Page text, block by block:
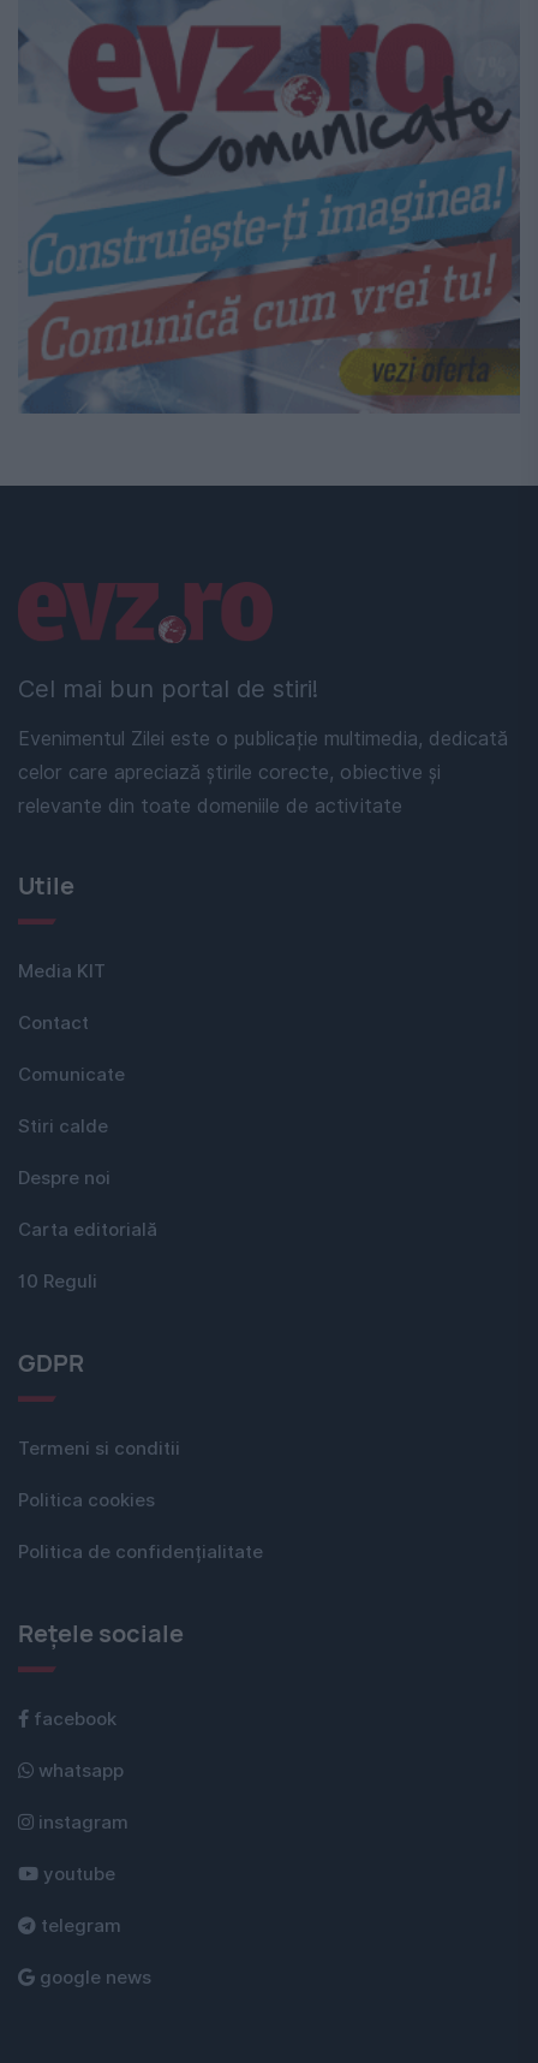
Cel mai bun portal de stiri!
Evenimentul Zilei este o publicație multimedia, dedicată
celor care apreciază știrile corecte, obiective și
relevante din toate domeniile de activitate
Linkuri utile
Utile
Media KIT
Contact
Comunicate
Stiri calde
Despre noi
Carta editorială
10 Reguli
GDPR
Termeni si conditii
Politica cookies
Politica de confidențialitate
Rețele sociale
facebook
whatsapp
instagram
youtube
telegram
google news